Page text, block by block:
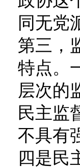
同无党
第三，
特点。
层次的
民主监
不具有
四是民